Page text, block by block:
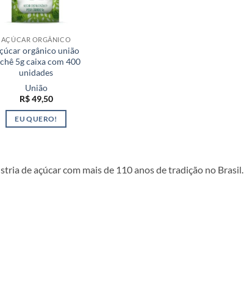
AÇÚCAR ORGÂNICO
orgânico união
5g caixa com 400
unidades
União
R$49,50
EU QUERO!
de açúcar com mais de 110 anos de tradição no Brasil.